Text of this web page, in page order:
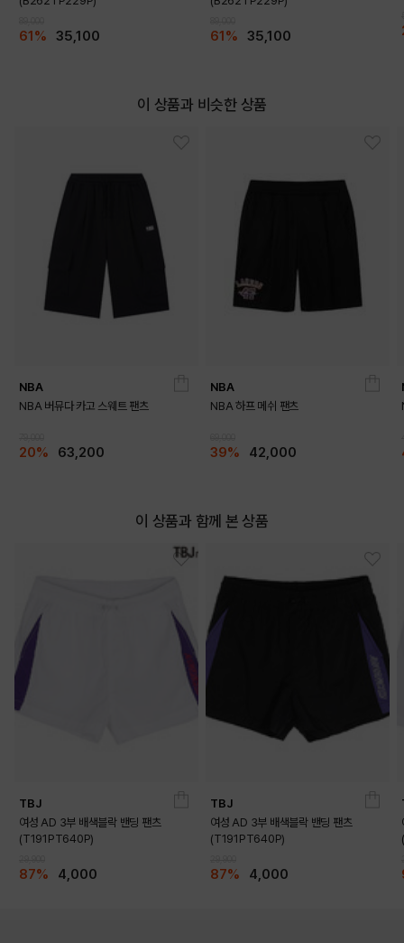
DETAILS
61% 35,100 61% 35,100
이 상품과 비슷한 상품
NBA
NBA 버뮤다 카고 스웨트 팬츠
20% 63,200
NBA
NBA 하프 메쉬 팬츠
39% 42,000
이 상품과 함께 본 상품
TBJ
여성 AD 3부 배색블락 밴딩 팬츠
(T191PT640P)
87% 4,000
TBJ
여성 AD 3부 배색블락 밴딩 팬츠
(T191PT640P)
87% 4,000